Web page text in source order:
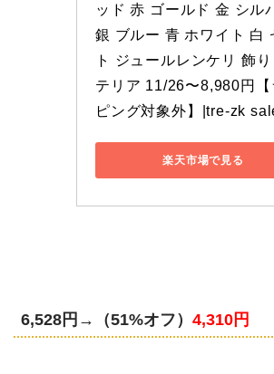
ッド 赤 ゴールド 金 シル
銀 ブルー 青 ホワイト 白
ト ジュールレンケリ 飾
テリア 11/26〜8,980円【
ピング対象外】|tre-zk
楽天市場で見る
6,528円→ （51%オフ） 4,310円